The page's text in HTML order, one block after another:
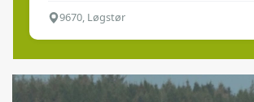
9670, Løgstør